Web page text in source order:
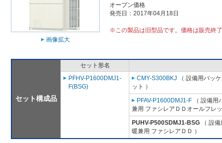
画像拡大
オープン価格
発売日：2017年04月18日
※この製品は旧型品です。価格は販売終
セット構成品
セット形名
PFHV-P1600DMJ1-
F(BSG)
CMY-S300BKJ （ 設備用パッ
ット ）
PFAV-P1600DMJ1-F （ 設備用
兼用 ファシレアＤＤオールフレ
PUHV-P500SDMJ1-BSG （ 設
暖兼用 ファシレアＤＤ ）